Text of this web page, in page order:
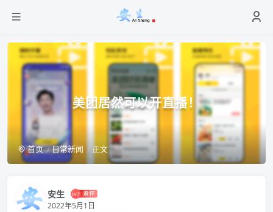
美团居然可以开直播！
首页 日常新闻 正文
安生
2022年5月1日